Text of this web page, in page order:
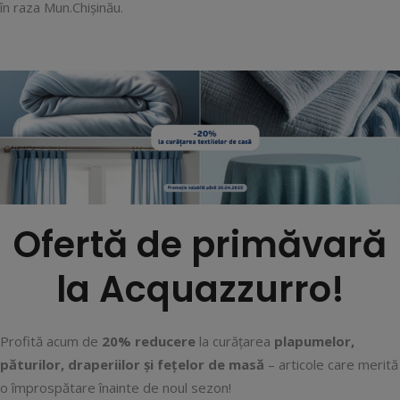
în raza Mun.Chișinău.
Ofertă de primăvară
la Acquazzurro!
Profită acum de 20% reducere la curățarea plapumelor,
păturilor, draperiilor și fețelor de masă – articole care merită
o împrospătare înainte de noul sezon!